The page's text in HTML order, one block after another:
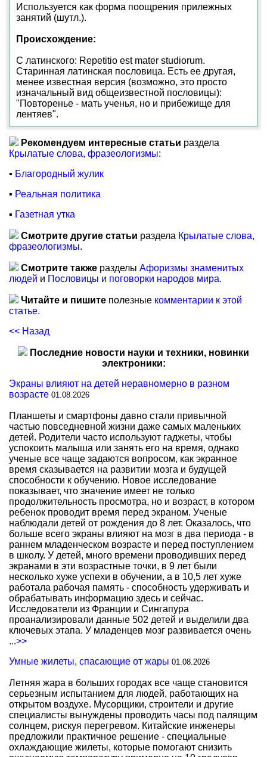
Используется как форма поощрения прилежных
занятий (шутл.).
Происхождение:
С латинского: Repetitio est mater studiorum.
Старинная латинская пословица. Есть ее другая,
менее известная версия (возможно, это просто
изначальный вид общеизвестной пословицы):
"Повторенье - мать ученья, но и прибежище для
лентяев".
Рекомендуем интересные статьи раздела
Крылатые слова, фразеологизмы:
▪ Благородный жулик
▪ Реальная политика
▪ Газетная утка
Смотрите другие статьи раздела Крылатые слова,
фразеологизмы.
Смотрите также разделы Афоризмы знаменитых
людей и Пословицы и поговорки народов мира.
Читайте и пишите полезные комментарии к этой
статье.
<< Назад
Последние новости науки и техники, новинки
электроники:
Экраны влияют на детей неравномерно в разном
возрасте 01.08.2026
Планшеты и смартфоны давно стали привычной
частью повседневной жизни даже самых маленьких
детей. Родители часто используют гаджеты, чтобы
успокоить малыша или занять его на время, однако
ученые все чаще задаются вопросом, как экранное
время сказывается на развитии мозга и будущей
способности к обучению. Новое исследование
показывает, что значение имеет не только
продолжительность просмотра, но и возраст, в котором
ребенок проводит время перед экраном. Ученые
наблюдали детей от рождения до 8 лет. Оказалось, что
больше всего экраны влияют на мозг в два периода - в
раннем младенческом возрасте и перед поступлением
в школу. У детей, много времени проводивших перед
экранами в эти возрастные точки, в 9 лет были
несколько хуже успехи в обучении, а в 10,5 лет хуже
работала рабочая память - способность удерживать и
обрабатывать информацию здесь и сейчас.
Исследователи из Франции и Сингапура
проанализировали данные 502 детей и выделили два
ключевых этапа. У младенцев мозг развивается очень
...>>
Умные жилеты, спасающие от жары 01.08.2026
Летняя жара в больших городах все чаще становится
серьезным испытанием для людей, работающих на
открытом воздухе. Мусорщики, строители и другие
специалисты вынуждены проводить часы под палящим
солнцем, рискуя перегревом. Китайские инженеры
предложили практичное решение - специальные
охлаждающие жилеты, которые помогают снизить